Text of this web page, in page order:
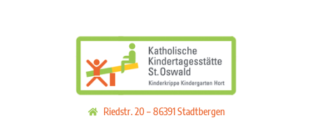
Riedstr. 20 – 86391 Stadtbergen